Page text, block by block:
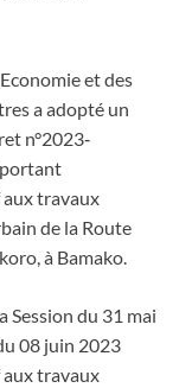
et des
a adopté un
n°2023‐
travaux
de la Route
à Bamako.
Session du 31 mai
08 juin 2023
travaux